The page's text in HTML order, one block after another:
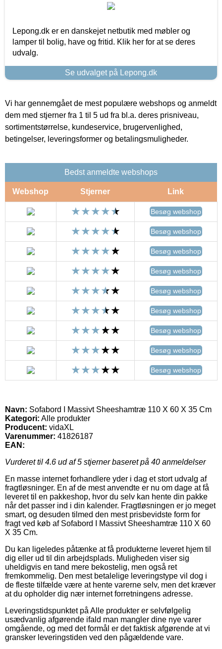
Lepong.dk er en danskejet netbutik med møbler og
lamper til bolig, have og fritid. Klik her for at se deres
udvalg.
Se udvalget på Lepong.dk
Vi har gennemgået de mest populære webshops og anmeldt
dem med stjerner fra 1 til 5 ud fra bl.a. deres prisniveau,
sortimentstørrelse, kundeservice, brugervenlighed,
betingelser, leveringsformer og betalingsmuligheder.
Bedst anmeldte webshops
Webshop Stjerner Link
Besøg webshop
Besøg webshop
Besøg webshop
Besøg webshop
Besøg webshop
Besøg webshop
Besøg webshop
Besøg webshop
Besøg webshop
Navn: Sofabord I Massivt Sheeshamtræ 110 X 60 X 35 Cm
Kategori: Alle produkter
Producent: vidaXL
Varenummer: 41826187
EAN:
Vurderet til 4.6 ud af 5 stjerner baseret på 40 anmeldelser
En masse internet forhandlere yder i dag et stort udvalg af
fragtløsninger. En af de mest anvendte er nu om dage at få
leveret til en pakkeshop, hvor du selv kan hente din pakke
når det passer ind i din kalender. Fragtløsningen er jo meget
smart, og desuden tilmed den mest prisbevidste form for
fragt ved køb af Sofabord I Massivt Sheeshamtræ 110 X 60
X 35 Cm.
Du kan ligeledes påtænke at få produkterne leveret hjem til
dig eller ud til din arbejdsplads. Muligheden viser sig
uheldigvis en tand mere bekostelig, men også ret
fremkommelig. Den mest betalelige leveringstype vil dog i
de fleste tilfælde være at hente varerne selv, men det kræver
at du opholder dig nær internet forretningens adresse.
Leveringstidspunktet på Alle produkter er selvfølgelig
usædvanlig afgørende ifald man mangler dine nye varer
omgående, og med det formål er det faktisk afgørende at vi
gransker leveringstiden ved den pågældende vare.